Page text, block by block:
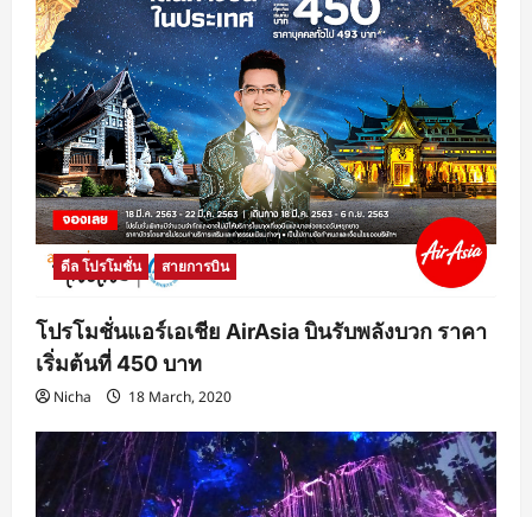
ดีล โปรโมชั่น สายการบิน
โปรโมชั่นแอร์เอเชีย AirAsia บินรับพลังบวก ราคา
เริ่มต้นที่ 450 บาท
Nicha 18 March, 2020